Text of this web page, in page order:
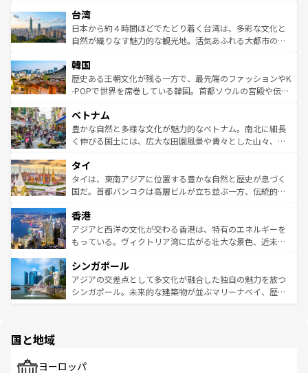
ならではの贅沢な旅のスタイルだ。 なお、新着のアメリカ
情報はコンテンツ一覧を参照してほしい。
れるおもてなしの心で訪れる人々を迎えてくれるハワイの
人々、おいしいローカルフードやハワイアンミュージッ
ク、伝統的なフラダンスなど、すべてがハワイの魅力を彩
ワイを、存分に味わってほしい。 なお、新着のハワイ情報
はコンテンツ一覧を参照してほしい。
リアリーフや大陸中央部にそびえるウルル（エアーズロッ
ク）、タスマニアの美しい原生林やケアンズの熱帯雨林な
ど、見どころがたくさん。また、カフェやワイン、オージ
いる。アクティビティも充実しており、サーフィンやダイ
ビング、ハイキングなど、アウトドア好きにはたまらな
い。オーストラリアの多彩な魅力を存分に味わいつくそ
参照してほしい。
台湾
日本から約４時間ほどでたどり着く台湾は、多彩な文化と
自然が織りなす魅力的な観光地。活気あふれる大都市の台
ン）、静ひつな山岳地帯である台湾東部など、都市の喧騒
と山間の静けさが共存しており、訪れる人に新しい発見と
驚きをもたらしてくれる。また、奥深い台湾の食文化も魅
容にもいいと評判のスイーツなど、バラエティ豊かな料理
が味わえる。 なお、新着の台湾情報は コンテンツ一覧を参
照してほしい。
韓国
歴史ある王朝文化が残る一方で、最先端のファッションやK
-POPで世界を席巻している韓国。首都ソウルの宮殿や伝統
き、地方に足を延ばせば四季折々の自然美を楽しむことが
できる。そして、キムチや焼肉、絶品のストリートフード
まで、さまざまな韓国料理が待っている。夜には、韓国な
リティに包まれながら、韓国の多彩な魅力を心ゆくまで味
わってみてほしい。 なお、新着の韓国情報はコンテンツ一
覧を参照してほしい。
ベトナム
豊かな自然と多様な文化が魅力的なベトナム。南北に細長
く伸びる国土には、広大な田園風景や青々とした山々、世
急速な発展と共に伝統が息づく。ハノイの古い町並みやホ
ーチミン市のフランス統治時代の建物も、独特の雰囲気を
醸し出している。また、バラエティの豊かさとおいしさで
とつ。フォーやバインミー、ベトナムコーヒーなどは、ぜ
ひ現地で味わいたい。どの地域を訪れてもあたたかい人々
が旅行者を迎えてくれるので、きっと忘れられない旅にな
参照してほしい。
タイ
タイは、東南アジアに位置する豊かな自然と歴史が息づく
国だ。首都バンコクは高層ビルが立ち並ぶ一方、伝統的な
の活気が交差している。北部ではチェンマイなどの山岳地
帯で自然と触れ合い、南部ではプーケットやクラビの美し
いビーチでリゾート気分を楽しむことができる。タイ料理
激する。気候は一年中温暖で、どの季節にも異なる楽しみ
が待っている。親しみやすいタイの人々、仏教を中心とし
た文化、そして多様な観光資源が、訪れる旅人を魅了し続
香港
アジアと西洋の文化が交わる香港は、特有のエネルギーを
もっている。ヴィクトリア湾に広がる壮大な景色、近未来
み、どこを訪れても感動するはず。観光スポットが密集し
ており、効率よく見どころを回れるのも魅力。息をのむよ
うな絶景から文化的な体験まで、香港を存分に楽しみ尽く
シンガポール
アジアの交差点として多文化が融合した独自の魅力を放つ
シンガポール。未来的な建築物が並ぶマリーナベイ、歴史
で、ホーカーズは地元の風情を楽しめる外せないスポット
国と地域
ヨーロッパ